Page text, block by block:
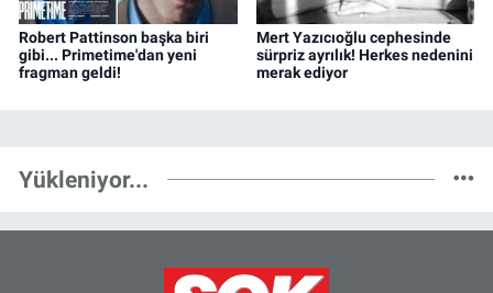
Robert Pattinson başka biri
gibi... Primetime'dan yeni
fragman geldi!
Mert Yazıcıoğlu cephesinde
sürpriz ayrılık! Herkes nedenini
merak ediyor
Yükleniyor...